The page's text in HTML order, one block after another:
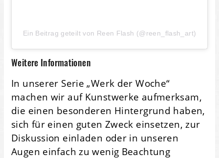
Ein Beitrag geteilt von Reen Flash (@reen_flash_art)
Weitere Informationen
In unserer Serie „Werk der Woche“
machen wir auf Kunstwerke aufmerksam,
die einen besonderen Hintergrund haben,
sich für einen guten Zweck einsetzen, zur
Diskussion einladen oder in unseren
Augen einfach zu wenig Beachtung